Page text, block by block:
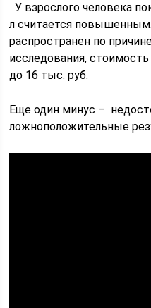
У взрослого человека
л считается
распространен по
исследования,
до 16 тыс. руб.
Еще один минус –
ложноположительные